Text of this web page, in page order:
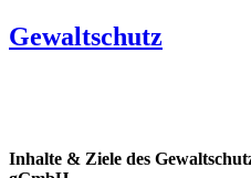
Gewaltschutz
Inhalte & Ziele des